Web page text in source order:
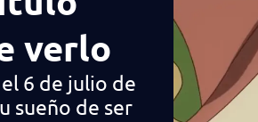
verlo
6 de julio de
sueño de ser